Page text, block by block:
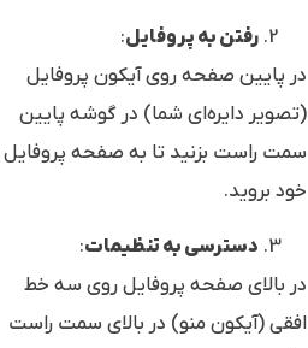
رفتن به پروفایل:
در پایین صفحه روی آیکون پروفایل
(تصویر دایره‌ای شما) در گوشه پایین
سمت راست بزنید تا به صفحه پروفایل
خود بروید.
دسترسی به تنظیمات:
در بالای صفحه پروفایل روی سه خط
افقی (آیکون منو) در بالای سمت راست